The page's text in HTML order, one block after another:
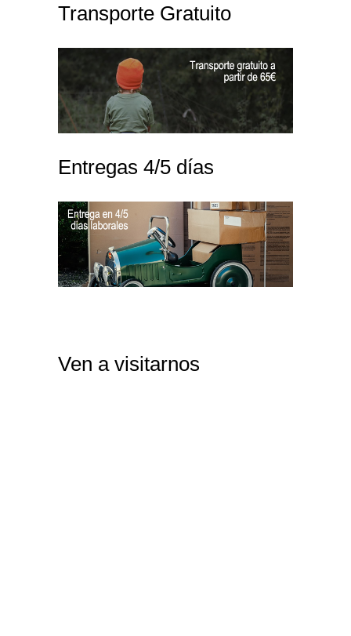
Transporte Gratuito
Entregas 4/5 días
Ven a visitarnos